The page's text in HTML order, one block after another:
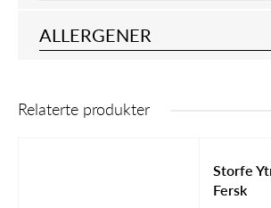
ALLERGENER
Relaterte produkter
Storfe
Fersk